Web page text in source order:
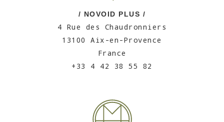
/ NOVOID PLUS /
4 Rue des Chaudronniers
13100 Aix-en-Provence
France
+33 4 42 38 55 82